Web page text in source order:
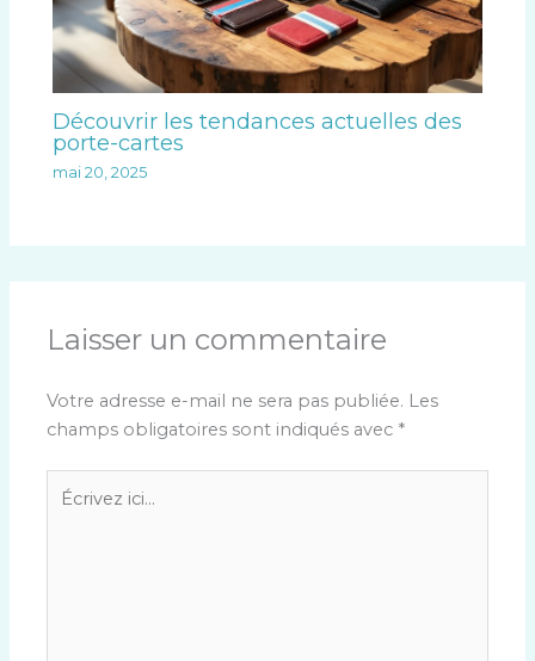
Découvrir les tendances actuelles des
porte-cartes
mai 20, 2025
Laisser un commentaire
Votre adresse e-mail ne sera pas publiée. Les
champs obligatoires sont indiqués avec *
Écrivez
ici…